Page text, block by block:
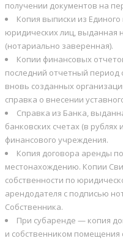
получении документов на
Копия выписки из Единого
юридических лиц, выданная
(нотариально заверенная).
Копии финансовых
последний отчетный период
вновь созданных
справка о внесении
Справка из Банка,
банковских счетах (в
финансового учреждения.
Копия договора аренды
местонахождению. Копии
собственности по
арендодателя с подписью
Собственника.
При субаренде — копия
и собственником